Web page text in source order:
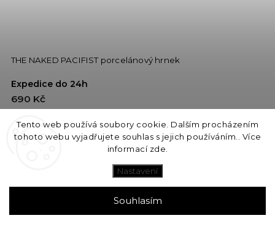
Tento web používá soubory cookie. Dalším procházením
tohoto webu vyjadřujete souhlas s jejich používáním.. Více
informací zde
Nastavení
Souhlasím
THE NAKED PACIFIST porcelánový hrnek
Expedice do 24h
690 Kč
Do košíku